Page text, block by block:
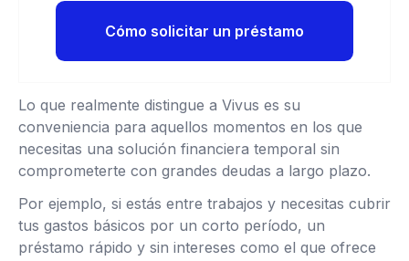
Cómo solicitar un préstamo
Lo que realmente distingue a Vivus es su
conveniencia para aquellos momentos en los que
necesitas una solución financiera temporal sin
comprometerte con grandes deudas a largo plazo.
Por ejemplo, si estás entre trabajos y necesitas cubrir
tus gastos básicos por un corto período, un
préstamo rápido y sin intereses como el que ofrece